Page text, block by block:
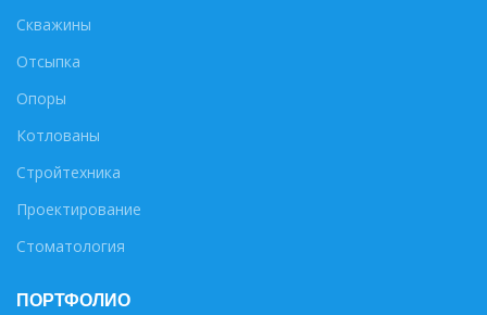
Скважины
Отсыпка
Опоры
Котлованы
Стройтехника
Проектирование
Стоматология
ПОРТФОЛИО